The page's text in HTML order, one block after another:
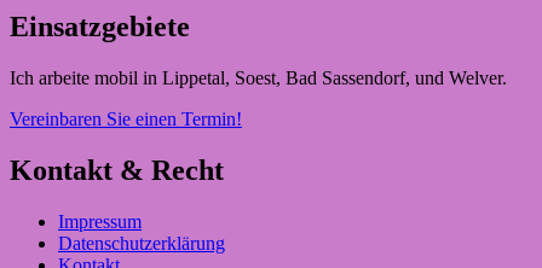
Einsatzgebiete
Ich arbeite mobil in Lippetal, Soest, Bad Sassendorf, und Welver.
Vereinbaren Sie einen Termin!
Kontakt & Recht
Impressum
Datenschutzerklärung